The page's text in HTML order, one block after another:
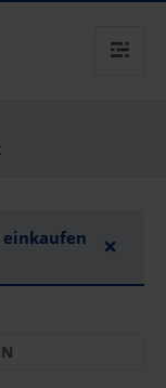
einkaufen
×